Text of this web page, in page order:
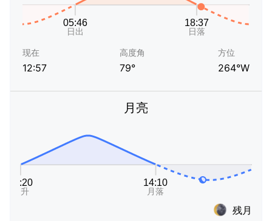
现在
12:57
高度角
79°
方位
264°W
月亮
残月